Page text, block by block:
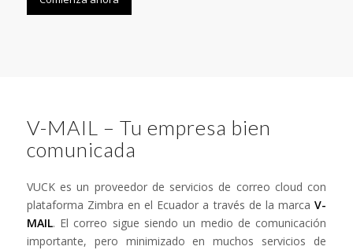
V-MAIL – Tu empresa bien
comunicada
VUCK es un proveedor de servicios de correo cloud con
plataforma Zimbra en el Ecuador a través de la marcaV-
MAIL. El correo sigue siendo un medio de comunicación
importante, pero minimizado en muchos servicios de